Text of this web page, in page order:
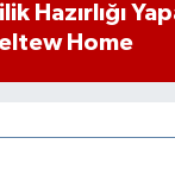
Hazırlığı
Home